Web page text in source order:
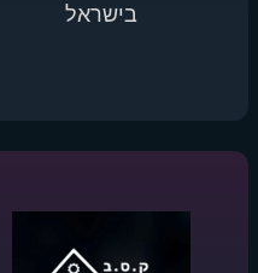
בישראל